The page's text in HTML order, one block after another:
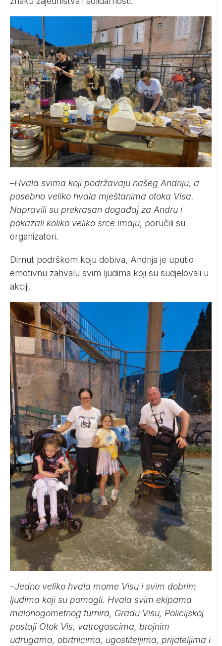
–Hvala svima koji podržavaju našeg Andriju, a
posebno veliko hvala mještanima otoka Visa.
Napravili su prekrasan događaj za Andru i
pokazali koliko veliko srce imaju, poručili su
organizatori.
Dirnut podrškom koju dobiva, Andrija je uputio
emotivnu zahvalu svim ljudima koji su sudjelovali u
akciji.
–Jedno veliko hvala mome Visu i svim dobrim
ljudima koji su pomogli. Hvala svim ekipama
malonogometnog turnira, Gradu Visu, Policijskoj
postaji Otok Vis, vatrogascima, brojnim
udrugama, obrtnicima, ugostiteljima, prijateljima i